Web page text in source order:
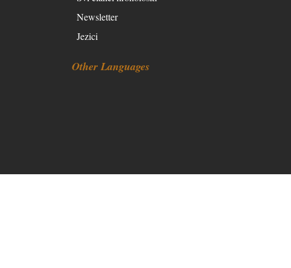
Newsletter
Jezici
Other Languages